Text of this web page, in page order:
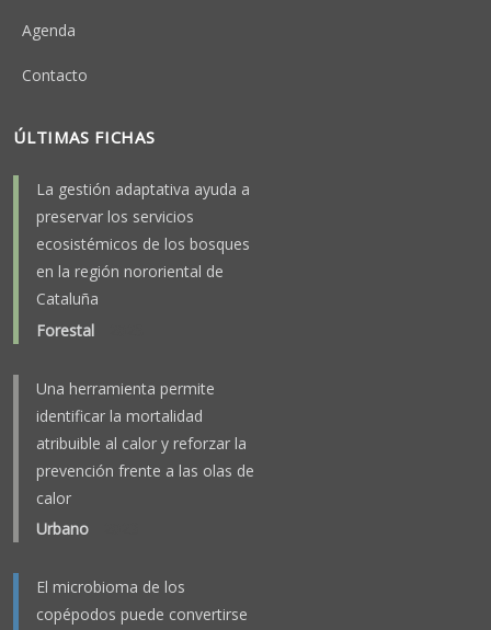
Agenda
Contacto
ÚLTIMAS FICHAS
La gestión adaptativa ayuda a
preservar los servicios
ecosistémicos de los bosques
en la región nororiental de
Cataluña
Forestal
Una herramienta permite
identificar la mortalidad
atribuible al calor y reforzar la
prevención frente a las olas de
calor
Urbano
El microbioma de los
copépodos puede convertirse